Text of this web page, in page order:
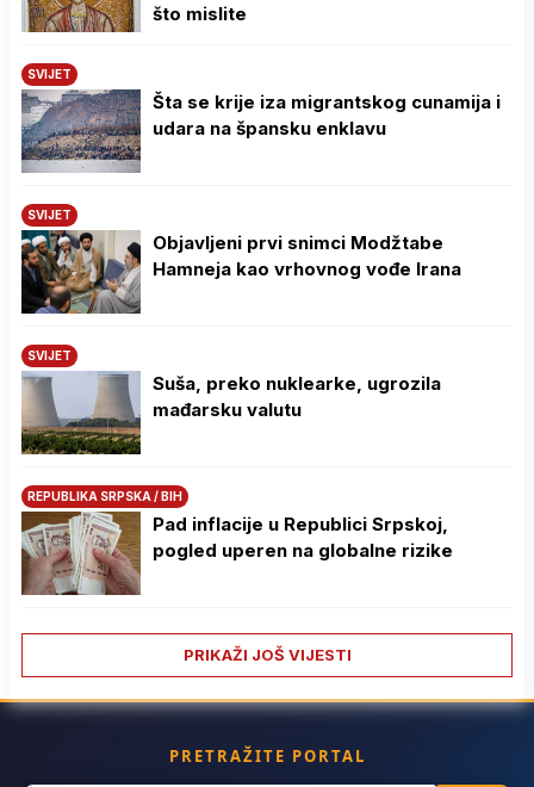
što mislite
SVIJET
Šta se krije iza migrantskog cunamija i
udara na špansku enklavu
SVIJET
Objavljeni prvi snimci Modžtabe
Hamneja kao vrhovnog vođe Irana
SVIJET
Suša, preko nuklearke, ugrozila
mađarsku valutu
REPUBLIKA SRPSKA / BIH
Pad inflacije u Republici Srpskoj,
pogled uperen na globalne rizike
PRIKAŽI JOŠ VIJESTI
PRETRAŽITE PORTAL